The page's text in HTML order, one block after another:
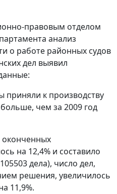
правовым отделом
анализ
о работе районных судов
дел выявил
приняли к производству
чем за 2009 год
оконченных
на 12,4% и составило
дела), число дел,
решения, увеличилось
11,9%.